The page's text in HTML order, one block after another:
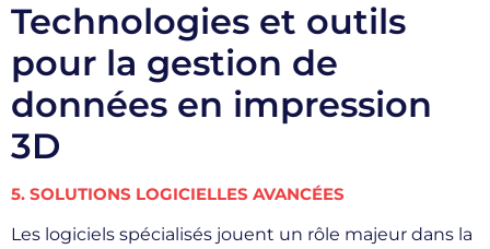
Technologies et outils
pour la gestion de
données en impression
3D
5. SOLUTIONS LOGICIELLES AVANCÉES
Les logiciels spécialisés jouent un rôle majeur dans la